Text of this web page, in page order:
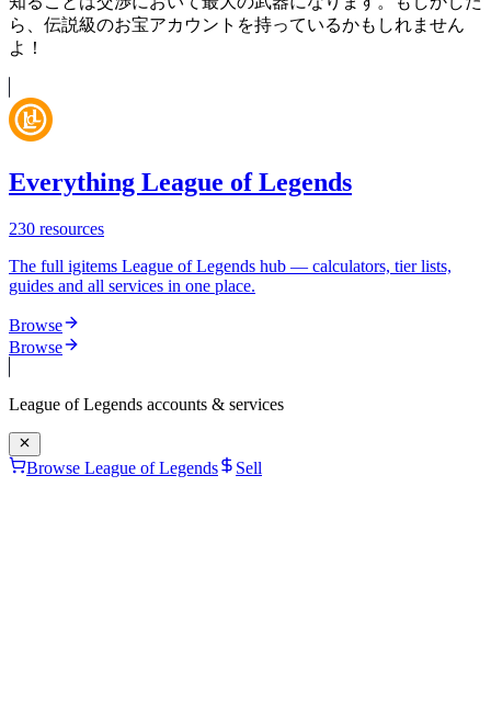
ら、伝説級のお宝アカウントを持っているかもしれません
よ！
Everything League of Legends
230 resources
The full igitems League of Legends hub — calculators, tier lists,
guides and all services in one place.
Browse
Browse
League of Legends accounts & services
Browse League of Legends Sell